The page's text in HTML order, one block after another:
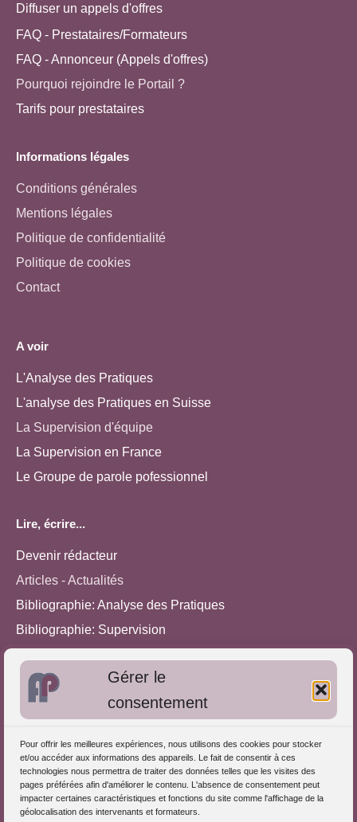
Gérer le
consentement
Pour offrir les meilleures expériences, nous utilisons des cookies pour stocker
et/ou accéder aux informations des appareils. Le fait de consentir à ces
technologies nous permettra de traiter des données telles que les visites des
pages préférées afin d'améliorer le contenu. L'absence de consentement peut
impacter certaines caractéristiques et fonctions du site comme l'affichage de la
géolocalisation des intervenants et formateurs.
Diffuser un appels d'offres
FAQ - Prestataires/Formateurs
FAQ - Annonceur (Appels d'offres)
Pourquoi rejoindre le Portail ?
Tarifs pour prestataires
Informations légales
Conditions générales
Mentions légales
Politique de confidentialité
Politique de cookies
Contact
A voir
L'Analyse des Pratiques
L'analyse des Pratiques en Suisse
La Supervision d'équipe
La Supervision en France
Le Groupe de parole pofessionnel
Lire, écrire...
Devenir rédacteur
Articles - Actualités
Bibliographie: Analyse des Pratiques
Bibliographie: Supervision
Approches de l'Analyse des pratiques
S'inscrire dans l'Annuaire
Publiez vos formations
Charte déontologique